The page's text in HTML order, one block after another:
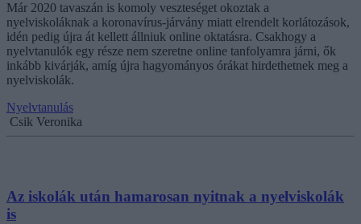
Már 2020 tavaszán is komoly veszteséget okoztak a
nyelviskoláknak a koronavírus-járvány miatt elrendelt korlátozások,
idén pedig újra át kellett állniuk online oktatásra. Csakhogy a
nyelvtanulók egy része nem szeretne online tanfolyamra járni, ők
inkább kivárják, amíg újra hagyományos órákat hirdethetnek meg a
nyelviskolák.
Nyelvtanulás
Csik Veronika
Az iskolák után hamarosan nyitnak a nyelviskolák
is